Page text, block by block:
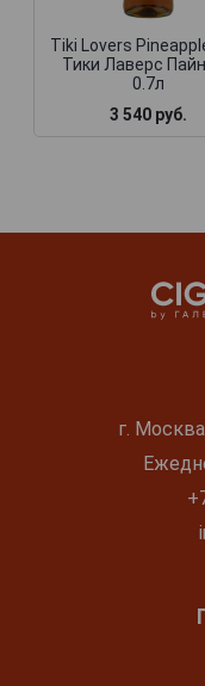
Tiki Lovers
Тики Лаверс
0.7л
3 540 руб.
г.